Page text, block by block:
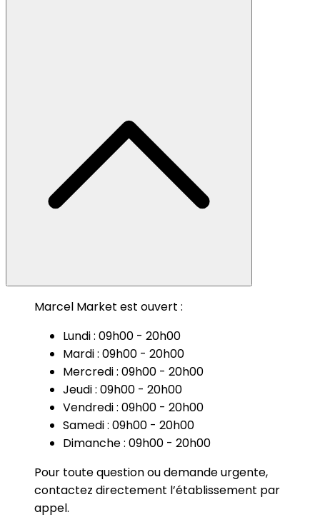
Marcel Market est ouvert :
Lundi : 09h00 - 20h00
Mardi : 09h00 - 20h00
Mercredi : 09h00 - 20h00
Jeudi : 09h00 - 20h00
Vendredi : 09h00 - 20h00
Samedi : 09h00 - 20h00
Dimanche : 09h00 - 20h00
Pour toute question ou demande urgente,
contactez directement l’établissement par
appel.